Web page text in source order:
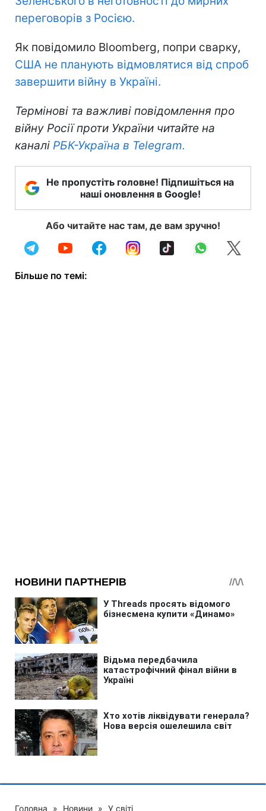
переговорів з Росією.
Як повідомило Bloomberg, попри сварку,
США не планують відмовлятися від спроб
завершити війну в Україні.
Термінові та важливі повідомлення про
війну Росії проти України читайте на
каналі РБК-Україна в Telegram.
Не пропустіть головне! Підпишіться на
наші оновлення в Google!
Або читайте нас там, де вам зручно!
Більше по темі:
Головна » Новини » У світі